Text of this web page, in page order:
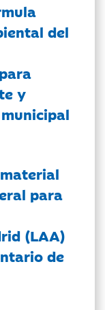
del
y
para
(LAA)
de